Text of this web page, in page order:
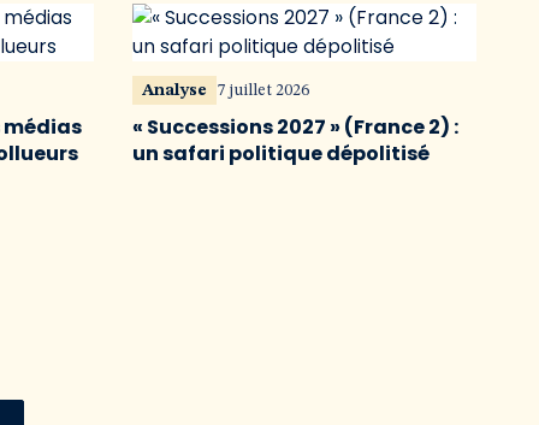
médias
Analyse 7 juillet 2026
« Successions 2027 » (France 2) :
un safari politique dépolitisé